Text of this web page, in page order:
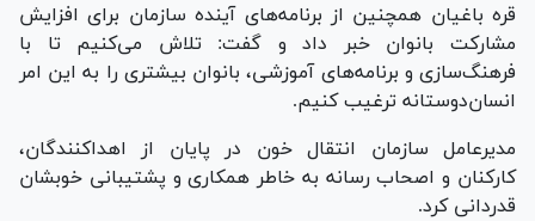
قره باغیان همچنین از برنامه‌های آینده سازمان برای افزایش
مشارکت بانوان خبر داد و گفت: تلاش می‌کنیم تا با
فرهنگ‌سازی و برنامه‌های آموزشی، بانوان بیشتری را به این امر
انسان‌دوستانه ترغیب کنیم.
مدیرعامل سازمان انتقال خون در پایان از اهداکنندگان،
کارکنان و اصحاب رسانه به خاطر همکاری و پشتیبانی خوبشان
قدردانی کرد.